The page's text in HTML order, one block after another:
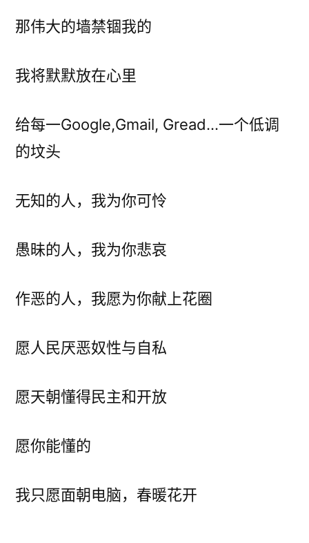
那伟大的墙禁锢我的
我将默默放在心里
给每一Google,Gmail, Gread…一个低调
的坟头
无知的人，我为你可怜
愚昧的人，我为你悲哀
作恶的人，我愿为你献上花圈
愿人民厌恶奴性与自私
愿天朝懂得民主和开放
愿你能懂的
我只愿面朝电脑，春暖花开